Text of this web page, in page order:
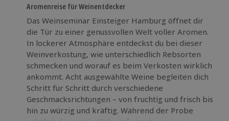
Aromenreise für Weinentdecker
Das Weinseminar Einsteiger Hamburg öffnet dir
die Tür zu einer genussvollen Welt voller Aromen.
In lockerer Atmosphäre entdeckst du bei dieser
Weinverkostung, wie unterschiedlich Rebsorten
schmecken und worauf es beim Verkosten wirklich
ankommt. Acht ausgewählte Weine begleiten dich
Schritt für Schritt durch verschiedene
Geschmacksrichtungen – von fruchtig und frisch bis
hin zu würzig und kräftig. Während der Probe